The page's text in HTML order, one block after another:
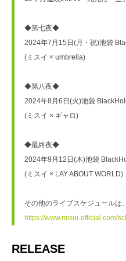
◆第七夜◆
2024年7月15日(月・祝)池袋
(ミスイ × umbrella)
◆第八夜◆
2024年8月6日(火)池袋
(ミスイ × ギャロ)
◆最終夜◆
2024年9月12日(木)池袋
(ミスイ × LAY ABOUT WORLD)
その他のライブスケジュールは
https://www.misui-official.com/
RELEASE